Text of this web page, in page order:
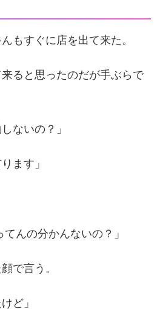
もすぐに店を出て来た。
ると思ったのだが手ぶらで
ないの？」
ます」
てんの分かんないの？」
で言う。
ど」